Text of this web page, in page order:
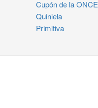
Cupón de la ONCE
Quiniela
Primitiva